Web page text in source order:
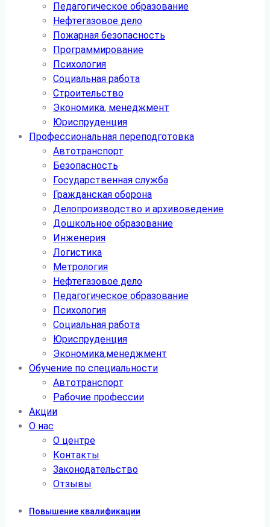
Педагогическое образование
Нефтегазовое дело
Пожарная безопасность
Программирование
Психология
Социальная работа
Строительство
Экономика, менеджмент
Юриспруденция
Профессиональная переподготовка
Автотранспорт
Безопасность
Государственная служба
Гражданская оборона
Делопроизводство и архивоведение
Дошкольное образование
Инженерия
Логистика
Метрология
Нефтегазовое дело
Педагогическое образование
Психология
Социальная работа
Юриспруденция
Экономика,менеджмент
Обучение по специальности
Автотранспорт
Рабочие профессии
Акции
О нас
О центре
Контакты
Законодательство
Отзывы
Повышение квалификации